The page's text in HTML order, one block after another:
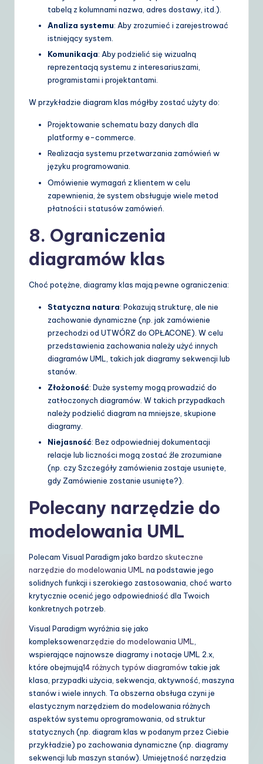
tabelą z kolumnami nazwa adres dostawy , itd.).
Analiza systemu: Aby zrozumieć i zarejestrować
istniejący system.
Komunikacja: Aby podzielić się wizualną
reprezentacją systemu z interesariuszami,
programistami i projektantami.
W przykładzie diagram klas mógłby zostać użyty do:
Projektowanie schematu bazy danych dla
platformy e-commerce.
Realizacja systemu przetwarzania zamówień w
języku programowania.
Omówienie wymagań z klientem w celu
zapewnienia, że system obsługuje wiele metod
płatności i statusów zamówień.
8. Ograniczenia
diagramów klas
Choć potężne, diagramy klas mają pewne ograniczenia:
Statyczna natura: Pokazują strukturę, ale nie
zachowanie dynamiczne (np. jak zamówienie
przechodzi od UTWÓRZ do OPŁACONE). W celu
przedstawienia zachowania należy użyć innych
diagramów UML, takich jak diagramy sekwencji lub
stanów.
Złożoność: Duże systemy mogą prowadzić do
zatłoczonych diagramów. W takich przypadkach
należy podzielić diagram na mniejsze, skupione
diagramy.
Niejasność: Bez odpowiedniej dokumentacji
relacje lub liczności mogą zostać źle zrozumiane
(np. czySzczegóły zamówienia zostaje usunięte,
gdy Zamówienie zostanie usunięte?).
Polecany narzędzie do
modelowania UML
Polecam Visual Paradigm jako bardzo skuteczne
narzędzie do modelowania UML na podstawie jego
solidnych funkcji i szerokiego zastosowania, choć warto
krytycznie ocenić jego odpowiedniość dla Twoich
konkretnych potrzeb.
Visual Paradigm wyróżnia się jako
kompleksowenarzędzie do modelowania UML
wspierające najnowsze diagramy i notacje UML 2.x,
które obejmują14 różnych typów diagramów takie jak
klasa, przypadki użycia, sekwencja, aktywność, maszyna
stanów i wiele innych. Ta obszerna obsługa czyni je
elastycznym narzędziem do modelowania różnych
aspektów systemu oprogramowania, od struktur
statycznych (np. diagram klas w podanym przez Ciebie
przykładzie) po zachowania dynamiczne (np. diagramy
sekwencji lub maszyn stanów). Umiejętność narzędzia